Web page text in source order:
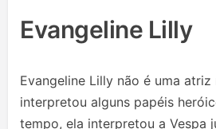
Evangeline Lilly
Evangeline Lilly não é uma atriz
interpretou alguns papéis
tempo, ela interpretou a Vespa